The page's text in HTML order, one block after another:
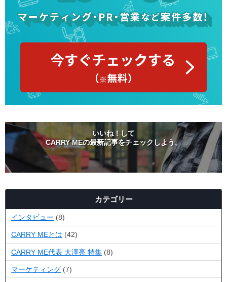
いいね！して
CARRY MEの最新記事をチェックしよう。
カテゴリー
インタビュー (8)
CARRY MEとは (42)
CARRY ME代表 大澤亮 特集 (8)
マーケティング (7)